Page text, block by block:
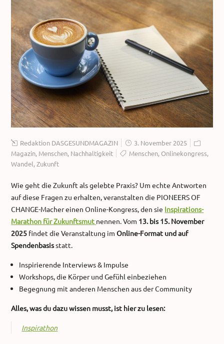
Redaktion DASGESUNDMAGAZIN
3. November 2025
Magazin, Menschen, Nachhaltigkeit Menschen,Onlinekongress,
Wandel,Zukunft
Wie geht die Zukunft als gelebte Praxis? Um echte Antworten
auf diese Fragen zu erhalten, veranstalten die PIONEERS OF
CHANGE-Macher einen Online-Kongress, den sie Inspirations-
Marathon für Zukunftsmut nennen. Vom 13. bis 15. November
2025 findet die Veranstaltung imOnline-Format und auf
Spendenbasisstatt.
Inspirierende Interviews & Impulse
Workshops, die Körper und Gefühl einbeziehen
Begegnung mit anderen Menschen aus der Community
Alles, was du dazu wissen musst, ist hier zu lesen:
Inspirathon